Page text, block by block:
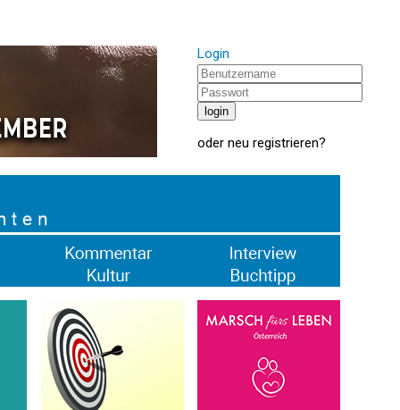
Login
oder neu registrieren?